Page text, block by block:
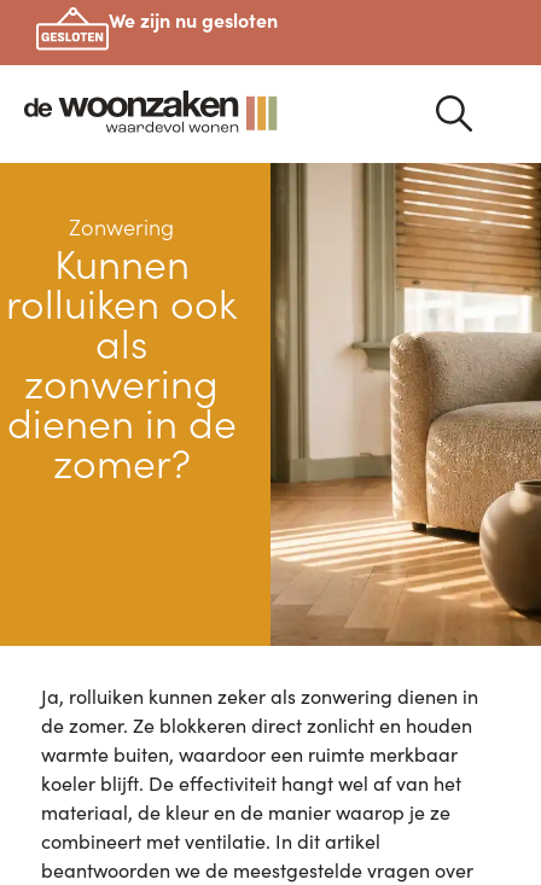
We zijn nu gesloten
Zonwering
Kunnen
rolluiken ook
als
zonwering
dienen in de
zomer?
Ja, rolluiken kunnen zeker als zonwering dienen in
de zomer. Ze blokkeren direct zonlicht en houden
warmte buiten, waardoor een ruimte merkbaar
koeler blijft. De effectiviteit hangt wel af van het
materiaal, de kleur en de manier waarop je ze
combineert met ventilatie. In dit artikel
beantwoorden we de meestgestelde vragen over